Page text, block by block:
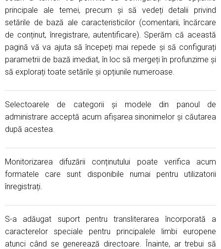
principale ale temei, precum și să vedeți detalii privind
setările de bază ale caracteristicilor (comentarii, încărcare
de conținut, înregistrare, autentificare). Sperăm că această
pagină vă va ajuta să începeți mai repede și să configurați
parametrii de bază imediat, în loc să mergeți în profunzime și
să explorați toate setările și opțiunile numeroase.
Selectoarele de categorii și modele din panoul de
administrare acceptă acum afișarea sinonimelor și căutarea
după acestea.
Monitorizarea difuzării conținutului poate verifica acum
formatele care sunt disponibile numai pentru utilizatorii
înregistrați.
S-a adăugat suport pentru transliterarea încorporată a
caracterelor speciale pentru principalele limbi europene
atunci când se generează directoare. Înainte, ar trebui să